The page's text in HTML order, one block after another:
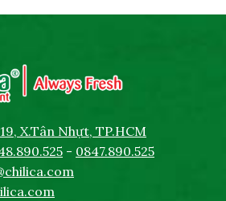
X.Tân Nhựt, TP.HCM
- 0847.890.525